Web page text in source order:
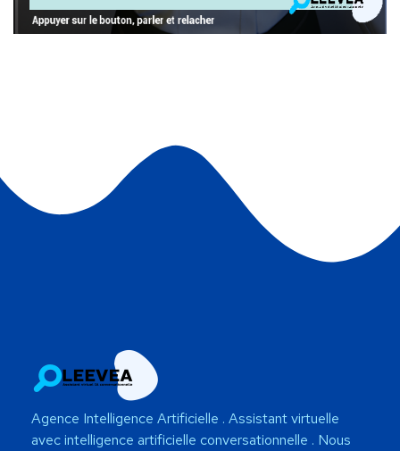
Agence Intelligence Artificielle . Assistant virtuelle
avec intelligence artificielle conversationnelle . Nous